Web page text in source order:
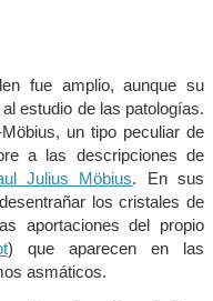
fue amplio, aunque su
estudio de las patologías.
un tipo peculiar de
a las descripciones de
Julius Möbius. En sus
los cristales de
aportaciones del propio
) que aparecen en las
asmáticos.